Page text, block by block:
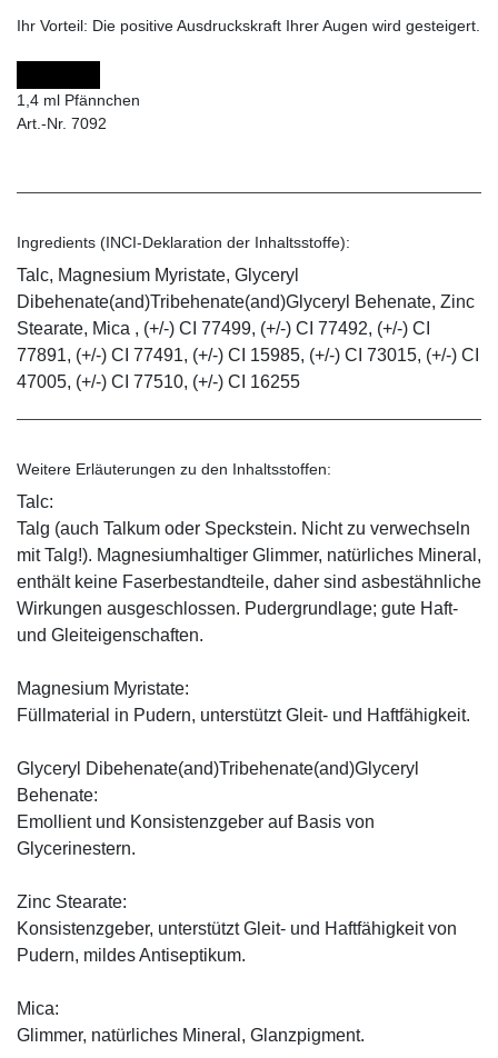
Ihr Vorteil: Die positive Ausdruckskraft Ihrer Augen wird gesteigert.
1,4 ml Pfännchen
Art.-Nr. 7092
Ingredients (INCI-Deklaration der Inhaltsstoffe):
Talc, Magnesium Myristate, Glyceryl
Dibehenate(and)Tribehenate(and)Glyceryl Behenate, Zinc
Stearate, Mica , (+/-) CI 77499, (+/-) CI 77492, (+/-) CI
77891, (+/-) CI 77491, (+/-) CI 15985, (+/-) CI 73015, (+/-) CI
47005, (+/-) CI 77510, (+/-) CI 16255
Weitere Erläuterungen zu den Inhaltsstoffen:
Talc:
Talg (auch Talkum oder Speckstein. Nicht zu verwechseln
mit Talg!). Magnesiumhaltiger Glimmer, natürliches Mineral,
enthält keine Faserbestandteile, daher sind asbestähnliche
Wirkungen ausgeschlossen. Pudergrundlage; gute Haft-
und Gleiteigenschaften.
Magnesium Myristate:
Füllmaterial in Pudern, unterstützt Gleit- und Haftfähigkeit.
Glyceryl Dibehenate(and)Tribehenate(and)Glyceryl
Behenate:
Emollient und Konsistenzgeber auf Basis von
Glycerinestern.
Zinc Stearate:
Konsistenzgeber, unterstützt Gleit- und Haftfähigkeit von
Pudern, mildes Antiseptikum.
Mica:
Glimmer, natürliches Mineral, Glanzpigment.